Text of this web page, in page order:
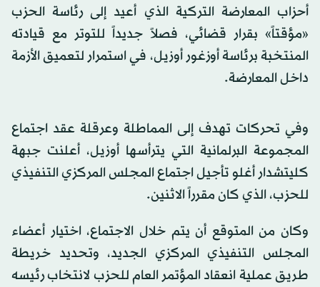
أحزاب المعارضة التركية الذي أعيد إلى رئاسة الحزب
«مؤقتاً» بقرار قضائي، فصلاً جديداً للتوتر مع قيادته
المنتخبة برئاسة أوزغور أوزيل، في استمرار لتعميق الأزمة
داخل المعارضة.
وفي تحركات تهدف إلى المماطلة وعرقلة عقد اجتماع
المجموعة البرلمانية التي يترأسها أوزيل، أعلنت جبهة
كليتشدار أغلو تأجيل اجتماع المجلس المركزي التنفيذي
للحزب، الذي كان مقرراً الاثنين.
وكان من المتوقع أن يتم خلال الاجتماع، اختيار أعضاء
المجلس التنفيذي المركزي الجديد، وتحديد خريطة
طريق عملية انعقاد المؤتمر العام للحزب لانتخاب رئيسه